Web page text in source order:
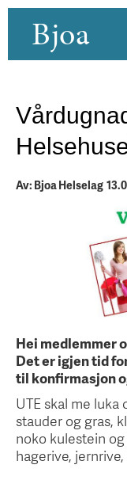
Bjoa
Av: Bjoa Helselag
Hei medlemmer
Det er igjen tid
til konfirmasjon
UTE skal me luka
stauder og gras,
noko kulestein og
hagerive,